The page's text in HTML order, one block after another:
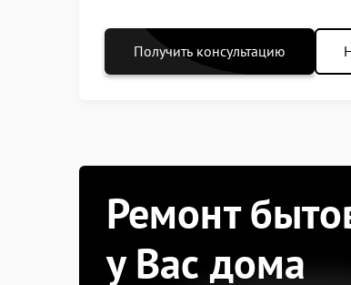
Получить консультацию
Ремонт
у Вас дома